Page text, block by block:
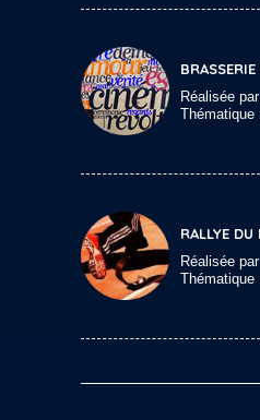
Réalisée
Thématique
RALLYE
Réalisée
Thématique